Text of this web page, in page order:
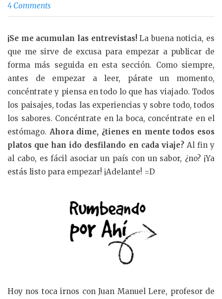
4 Comments
¡Se me acumulan las entrevistas!La buena noticia, es
que me sirve de excusa para empezar a publicar de
forma más seguida en esta sección. Como siempre,
antes de empezar a leer, párate un momento,
concéntrate y piensa en todo lo que has viajado. Todos
los paisajes, todas las experiencias y sobre todo, todos
los sabores. Concéntrate en la boca, concéntrate en el
estómago. Ahora dime, ¿tienes en mente todos esos
platos que han ido desfilando en cada viaje?Al fin y
al cabo, es fácil asociar un país con un sabor, ¿no? ¡Ya
estás listo para empezar! ¡Adelante! =D
Hoy nos toca irnos con Juan Manuel Lere, profesor de